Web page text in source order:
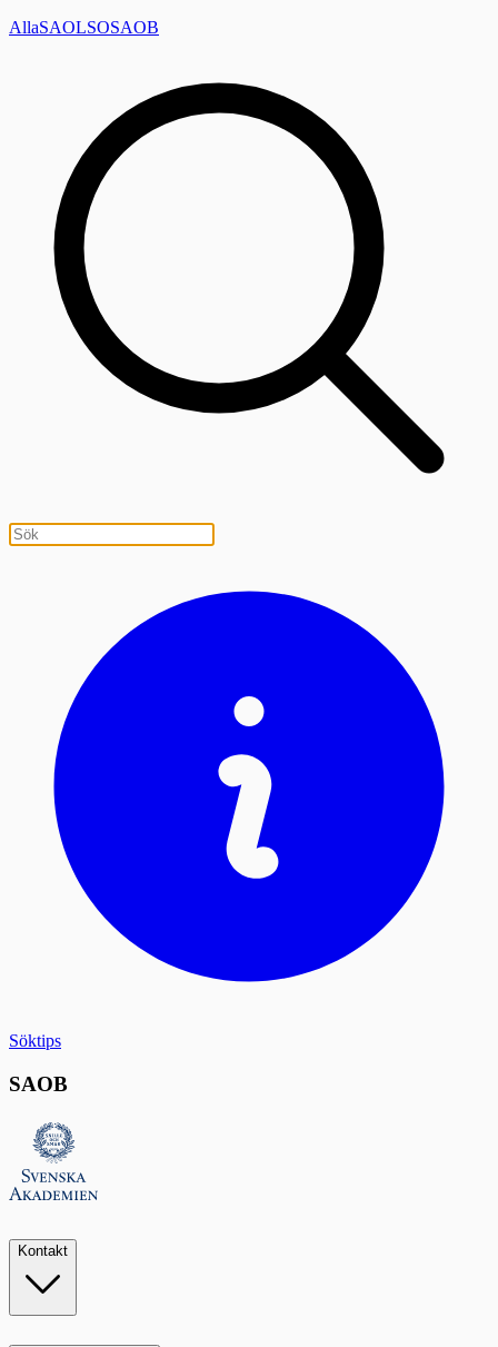
AllaSAOLSOSAOB
Söktips
SAOB
Kontakt